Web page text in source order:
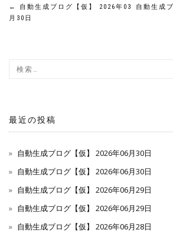
投
ナ
ゲ
ー
シ
ョ
ン
←
自動生成ブログ【仮】 2026年03
月30日
自動生成
最近の投稿
自動生成ブログ【仮】 2026年06月30日
自動生成ブログ【仮】 2026年06月30日
自動生成ブログ【仮】 2026年06月29日
自動生成ブログ【仮】 2026年06月29日
自動生成ブログ【仮】 2026年06月28日